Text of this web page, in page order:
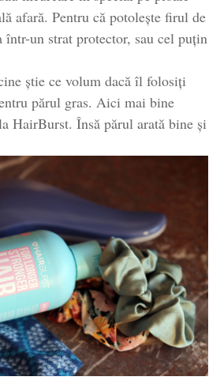
afară. Pentru că potolește firul de
un strat protector, sau cel puțin
știe ce volum dacă îl folosiți
părul gras. Aici mai bine
HairBurst. Însă părul arată bine și